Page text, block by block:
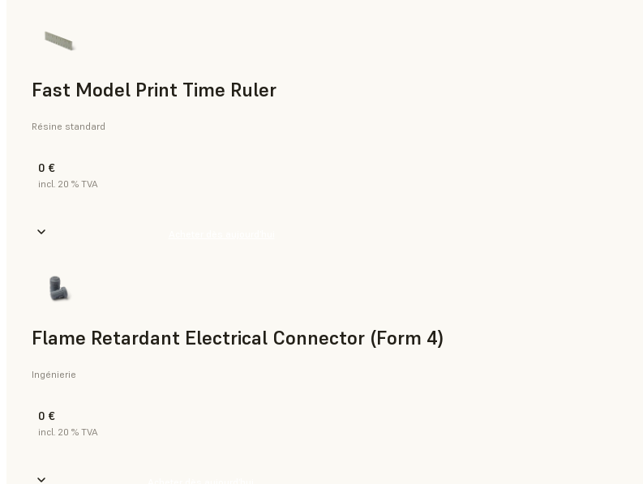
Fast Model Print Time Ruler
Résine standard
0 €
incl. 20 % TVA
Flame Retardant Electrical Connector (Form 4)
Ingénierie
0 €
incl. 20 % TVA